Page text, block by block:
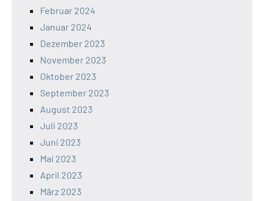
Februar 2024
Januar 2024
Dezember 2023
November 2023
Oktober 2023
September 2023
August 2023
Juli 2023
Juni 2023
Mai 2023
April 2023
März 2023